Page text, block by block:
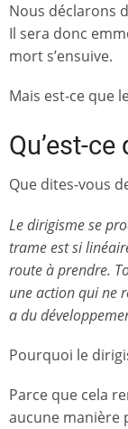
Nous déclarons
Il sera donc
mort s’ensuive.
Mais est-ce que
Qu’est-
Que dites-vous
Le dirigisme se
trame est si
route à prendre.
une action qui ne
a du
Pourquoi le
Parce que cela
aucune manière